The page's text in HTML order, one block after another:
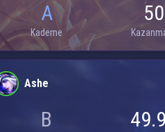
A
Kademe
Ashe
B